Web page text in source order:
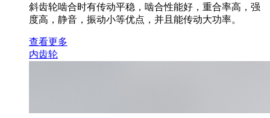
斜齿轮啮合时有传动平稳，啮合性能好，重合率高，强
度高，静音，振动小等优点，并且能传动大功率。
查看更多
内齿轮